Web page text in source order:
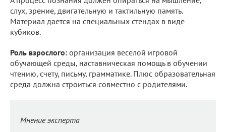
слух, зрение, двигательную и тактильную память.
Материал дается на специальных стендах в виде
кубиков.
Роль взрослого: организация веселой игровой
обучающей среды, наставническая помощь в обучении
чтению, счету, письму, грамматике. Плюс образовательная
среда должна строиться совместно с родителями.
Мнение эксперта